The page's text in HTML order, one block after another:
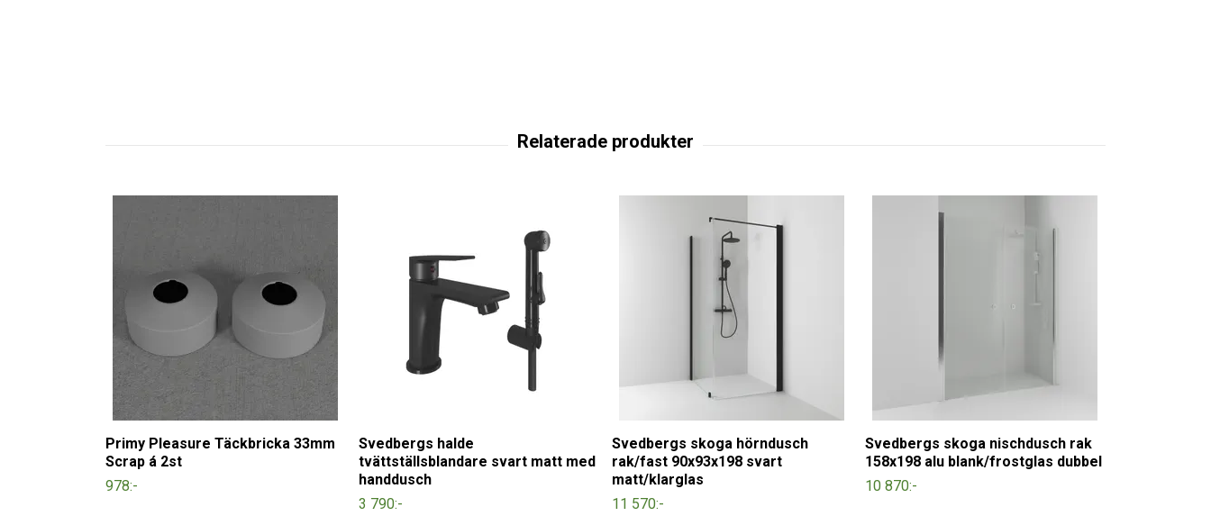
Primy Pleasure Täckbricka 33mm
Scrap á 2st
978:-
Svedbergs halde
tvättställsblandare svart matt med
handdusch
3 790:-
Svedbergs skoga hörndusch
rak/fast 90x93x198 svart
matt/klarglas
11 570:-
Svedbergs skoga nischdusch rak
158x198 alu blank/frostglas dubbel
10 870:-